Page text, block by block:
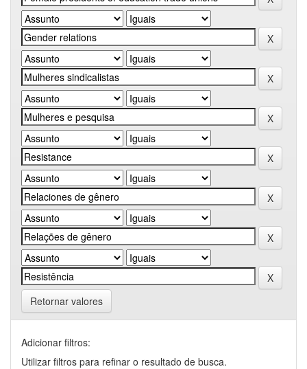
Retornar valores
Adicionar filtros:
Utilizar filtros para refinar o resultado de busca.